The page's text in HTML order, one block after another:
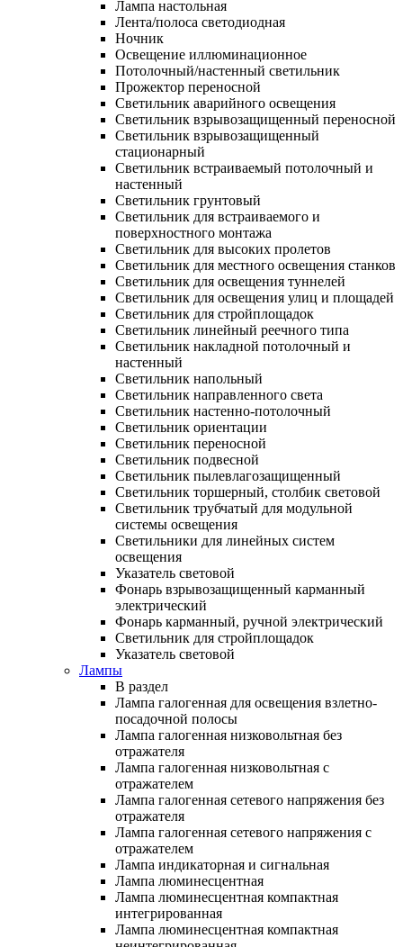
Лампа настольная
Лента/полоса светодиодная
Ночник
Освещение иллюминационное
Потолочный/настенный светильник
Прожектор переносной
Светильник аварийного освещения
Светильник взрывозащищенный переносной
Светильник взрывозащищенный
стационарный
Светильник встраиваемый потолочный и
настенный
Светильник грунтовый
Светильник для встраиваемого и
поверхностного монтажа
Светильник для высоких пролетов
Светильник для местного освещения станков
Светильник для освещения туннелей
Светильник для освещения улиц и площадей
Светильник для стройплощадок
Светильник линейный реечного типа
Светильник накладной потолочный и
настенный
Светильник напольный
Светильник направленного света
Светильник настенно-потолочный
Светильник ориентации
Светильник переносной
Светильник подвесной
Светильник пылевлагозащищенный
Светильник торшерный, столбик световой
Светильник трубчатый для модульной
системы освещения
Светильники для линейных систем
освещения
Указатель световой
Фонарь взрывозащищенный карманный
электрический
Фонарь карманный, ручной электрический
Светильник для стройплощадок
Указатель световой
Лампы
В раздел
Лампа галогенная для освещения взлетно-
посадочной полосы
Лампа галогенная низковольтная без
отражателя
Лампа галогенная низковольтная с
отражателем
Лампа галогенная сетевого напряжения без
отражателя
Лампа галогенная сетевого напряжения с
отражателем
Лампа индикаторная и сигнальная
Лампа люминесцентная
Лампа люминесцентная компактная
интегрированная
Лампа люминесцентная компактная